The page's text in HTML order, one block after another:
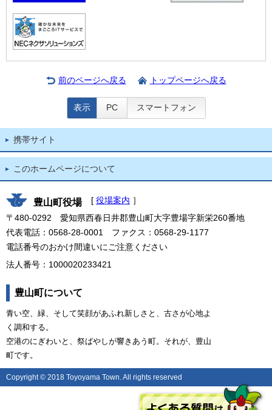
前のページへ戻る トップページへ戻る
表示 PC スマートフォン
携帯サイト
このホームページについて
豊山町役場 [ 役場案内 ］
〒480-0292 愛知県西春日井郡豊山町大字豊場字新栄260番地
代表電話：0568-28-0001 ファクス：0568-29-1177
電話番号のおかけ間違いにご注意ください
法人番号：1000020233421
豊山町について
青い空、緑、そして笑顔があふれ新しさと、古さが心地よ
く調和する。
空港のにぎわいと、祭ばやしが響きあう町。それが、豊山
町です。
Copyright © 2018 Toyoyama Town. All rights reserved